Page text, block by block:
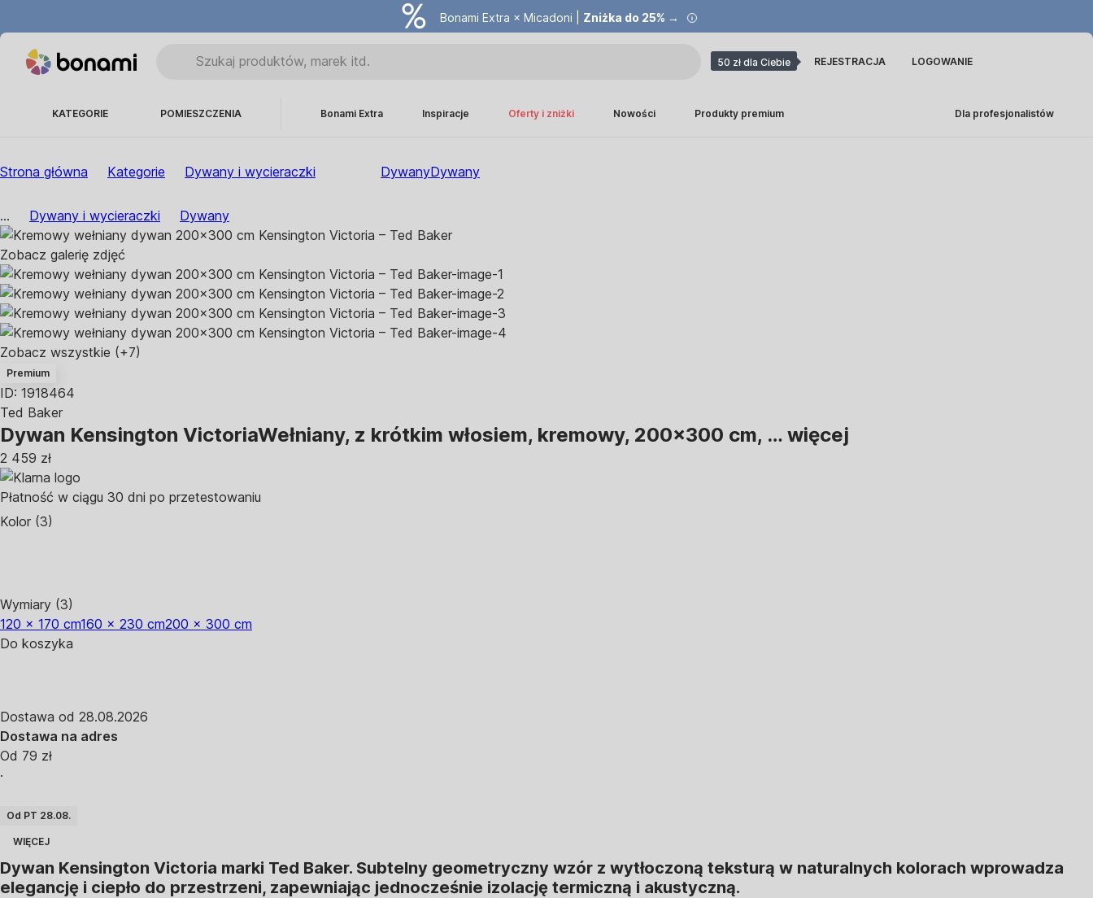
Bonami Extra × Micadoni | Zniżka do 25% →
50 zł dla Ciebie REJESTRACJA LOGOWANIE
KATEGORIE POMIESZCZENIA Bonami Extra Inspiracje Oferty i zniżki Nowości Produkty premium Dla profesjonalistów
Strona główna Kategorie Dywany i wycieraczki DywanyDywany
... Dywany i wycieraczki Dywany
Zobacz galerię zdjęć
Zobacz wszystkie (+7)
Premium
ID: 1918464
Ted Baker
Dywan Kensington VictoriaWełniany, z krótkim włosiem, kremowy, 200x300 cm, … więcej
2 459 zł
Płatność w ciągu 30 dni po przetestowaniu
Kolor (3)
Wymiary (3)
120 x 170 cm160 x 230 cm200 x 300 cm
Do koszyka
Dostawa od 28.08.2026
Dostawa na adres
Od 79 zł
·
Od PT 28.08.
WIĘCEJ
Dywan Kensington Victoria marki Ted Baker. Subtelny geometryczny wzór z wytłoczoną teksturą w naturalnych kolorach wprowadza
elegancję i ciepło do przestrzeni, zapewniając jednocześnie izolację termiczną i akustyczną.